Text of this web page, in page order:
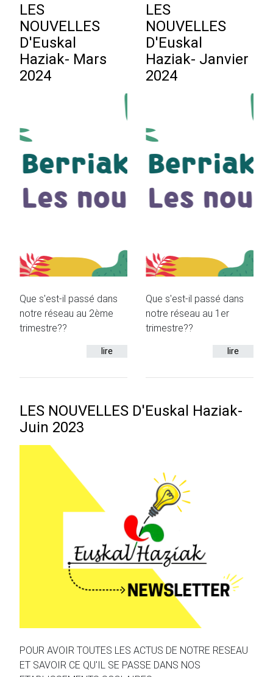
LES
NOUVELLES
D'Euskal
Haziak- Mars
2024
Que s'est-il passé dans
notre réseau au 2ème
trimestre??
lire
LES
NOUVELLES
D'Euskal
Haziak- Janvier
2024
Que s'est-il passé dans
notre réseau au 1er
trimestre??
lire
LES NOUVELLES D'Euskal Haziak-
Juin 2023
POUR AVOIR TOUTES LES ACTUS DE NOTRE RESEAU
ET SAVOIR CE QU'IL SE PASSE DANS NOS